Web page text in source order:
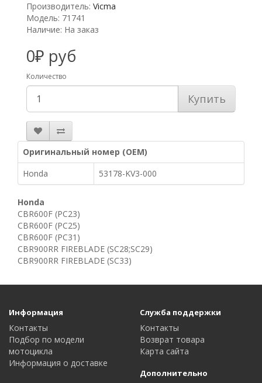
Производитель: Vicma
Модель: 71741
Наличие: На заказ
0₽ руб
Количество
Купить
Оригинальный номер (OEM)
Honda
53178-KV3-000
Honda
CBR600F (PC23)
CBR600F (PC25)
CBR600F (PC31)
CBR900RR FIREBLADE (SC28;SC29)
CBR900RR FIREBLADE (SC33)
Информация
Контакты
Подбор по модели
мотоцикла
Информация о доставке
Служба поддержки
Контакты
Возврат товара
Карта сайта
Дополнительно